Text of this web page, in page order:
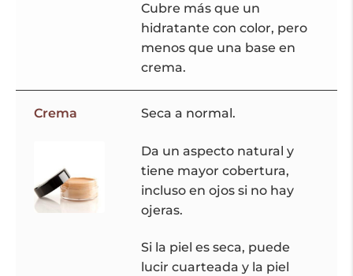
Cubre más que un
hidratante con color, pero
menos que una base en
crema.
Crema Seca a normal.
Da un aspecto natural y
tiene mayor cobertura,
incluso en ojos si no hay
ojeras.
Si la piel es seca, puede
lucir cuarteada y la piel